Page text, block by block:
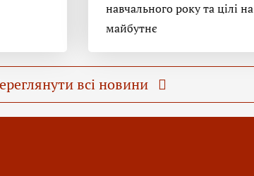
навчального року та цілі на
майбутнє
всі новини